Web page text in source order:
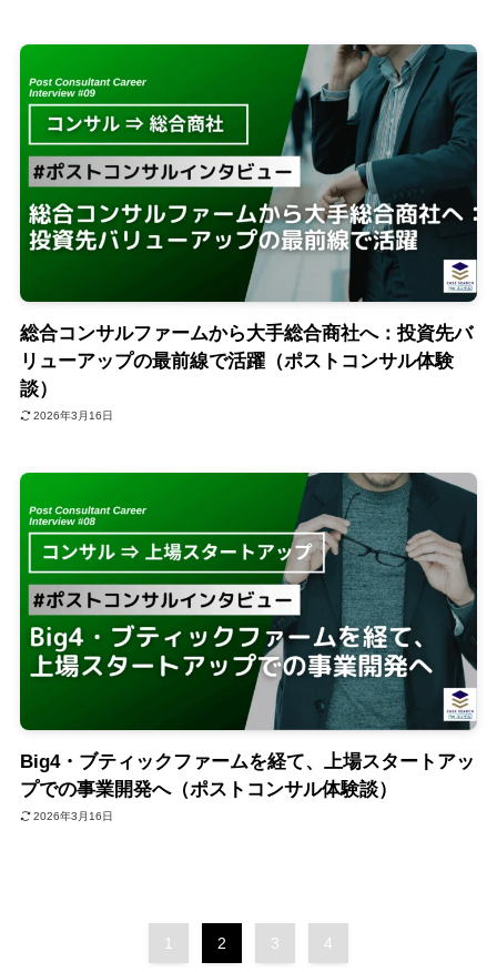
総合コンサルファームから大手総合商社へ：投資先バ
リューアップの最前線で活躍（ポストコンサル体験
談）
2026年3月16日
Big4・ブティックファームを経て、上場スタートアッ
プでの事業開発へ（ポストコンサル体験談）
2026年3月16日
1 2 3 4